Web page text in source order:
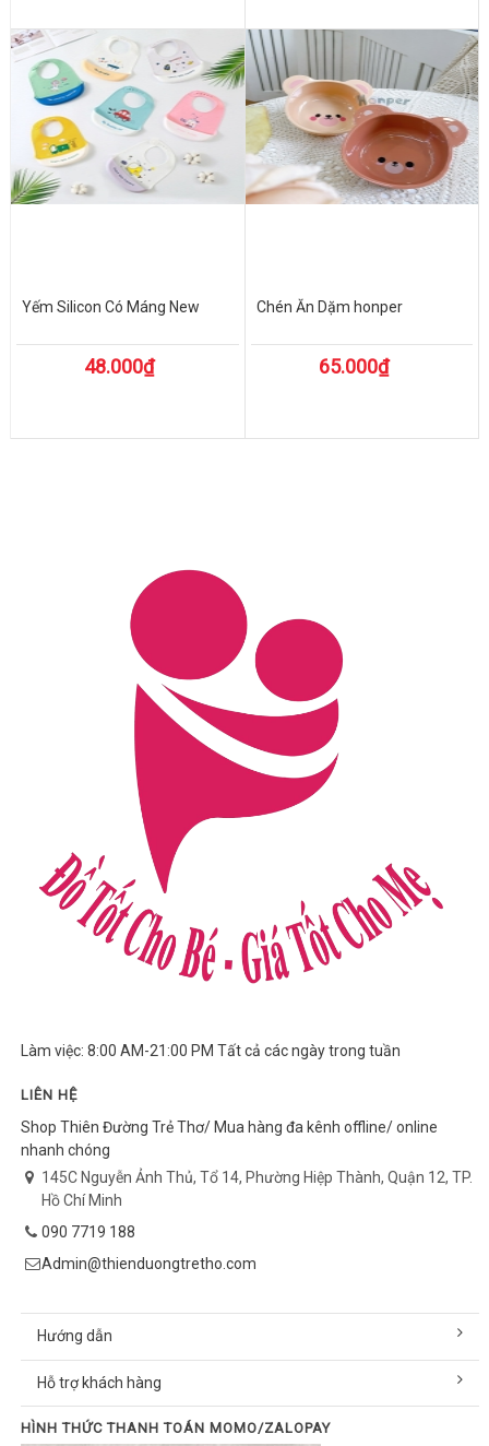
Yếm Silicon Có Máng New
48.000₫
Chén Ăn Dặm honper
65.000₫
Làm việc: 8:00 AM-21:00 PM Tất cả các ngày trong tuần
LIÊN HỆ
Shop Thiên Đường Trẻ Thơ/ Mua hàng đa kênh offline/ online
nhanh chóng
145C Nguyễn Ảnh Thủ, Tổ 14, Phường Hiệp Thành, Quận 12, TP.
Hồ Chí Minh
090 7719 188
Admin@thienduongtretho.com
Hướng dẫn
Hỗ trợ khách hàng
HÌNH THỨC THANH TOÁN MOMO/ZALOPAY